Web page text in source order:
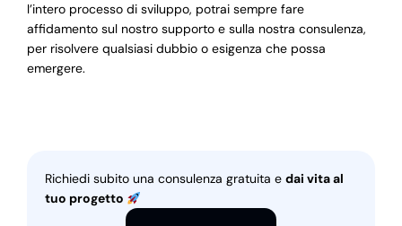
l’intero processo di sviluppo, potrai sempre fare
affidamento sul nostro supporto e sulla nostra consulenza,
per risolvere qualsiasi dubbio o esigenza che possa
emergere.
Richiedi subito una consulenza gratuita e dai vita al
tuo progetto